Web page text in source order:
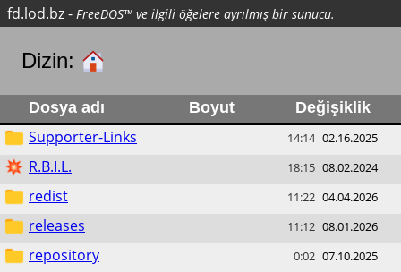
fd.lod.bz- FreeDOS™ ve ilgili öğelere ayrılmış bir sunucu.
Dizin:
Dosya adı Boyut Değişiklik
Supporter-Links 14:14 02.16.2025
R.B.I.L. 18:15 08.02.2024
redist 11:22 04.04.2026
releases 11:12 08.01.2026
repository 0:02 07.10.2025